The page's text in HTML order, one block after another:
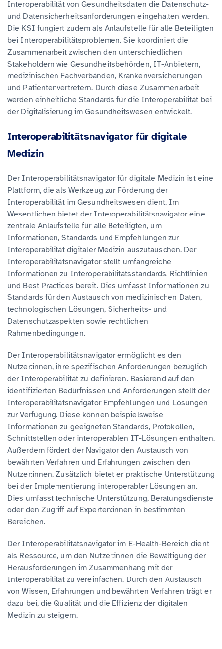
Interoperabilität von Gesundheitsdaten die Datenschutz-
und Datensicherheitsanforderungen eingehalten werden.
Die KSI fungiert zudem als Anlaufstelle für alle Beteiligten
bei Interoperabilitätsproblemen. Sie koordiniert die
Zusammenarbeit zwischen den unterschiedlichen
Stakeholdern wie Gesundheitsbehörden, IT-Anbietern,
medizinischen Fachverbänden, Krankenversicherungen
und Patientenvertretern. Durch diese Zusammenarbeit
werden einheitliche Standards für die Interoperabilität bei
der Digitalisierung im Gesundheitswesen entwickelt.
Interoperabilitätsnavigator für digitale
Medizin
Der Interoperabilitätsnavigator für digitale Medizin ist eine
Plattform, die als Werkzeug zur Förderung der
Interoperabilität im Gesundheitswesen dient. Im
Wesentlichen bietet der Interoperabilitätsnavigator eine
zentrale Anlaufstelle für alle Beteiligten, um
Informationen, Standards und Empfehlungen zur
Interoperabilität digitaler Medizin auszutauschen. Der
Interoperabilitätsnavigator stellt umfangreiche
Informationen zu Interoperabilitätsstandards, Richtlinien
und Best Practices bereit. Dies umfasst Informationen zu
Standards für den Austausch von medizinischen Daten,
technologischen Lösungen, Sicherheits- und
Datenschutzaspekten sowie rechtlichen
Rahmenbedingungen.
Der Interoperabilitätsnavigator ermöglicht es den
Nutzer:innen, ihre spezifischen Anforderungen bezüglich
der Interoperabilität zu definieren. Basierend auf den
identifizierten Bedürfnissen und Anforderungen stellt der
Interoperabilitätsnavigator Empfehlungen und Lösungen
zur Verfügung. Diese können beispielsweise
Informationen zu geeigneten Standards, Protokollen,
Schnittstellen oder interoperablen IT-Lösungen enthalten.
Außerdem fördert der Navigator den Austausch von
bewährten Verfahren und Erfahrungen zwischen den
Nutzer:innen. Zusätzlich bietet er praktische Unterstützung
bei der Implementierung interoperabler Lösungen an.
Dies umfasst technische Unterstützung, Beratungsdienste
oder den Zugriff auf Experten:innen in bestimmten
Bereichen.
Der Interoperabilitätsnavigator im E-Health-Bereich dient
als Ressource, um den Nutzer:innen die Bewältigung der
Herausforderungen im Zusammenhang mit der
Interoperabilität zu vereinfachen. Durch den Austausch
von Wissen, Erfahrungen und bewährten Verfahren trägt er
dazu bei, die Qualität und die Effizienz der digitalen
Medizin zu steigern.